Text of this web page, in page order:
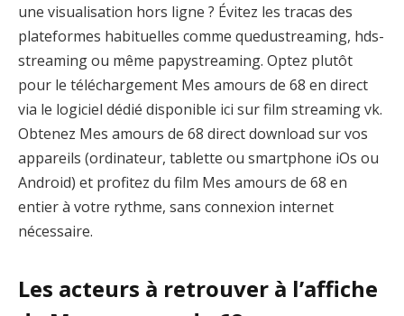
une visualisation hors ligne ? Évitez les tracas des
plateformes habituelles comme quedustreaming, hds-
streaming ou même papystreaming. Optez plutôt
pour le téléchargement Mes amours de 68 en direct
via le logiciel dédié disponible ici sur film streaming vk.
Obtenez Mes amours de 68 direct download sur vos
appareils (ordinateur, tablette ou smartphone iOs ou
Android) et profitez du film Mes amours de 68 en
entier à votre rythme, sans connexion internet
nécessaire.
Les acteurs à retrouver à l’affiche